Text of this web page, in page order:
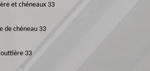
et chéneaux 33
de chéneau 33
33